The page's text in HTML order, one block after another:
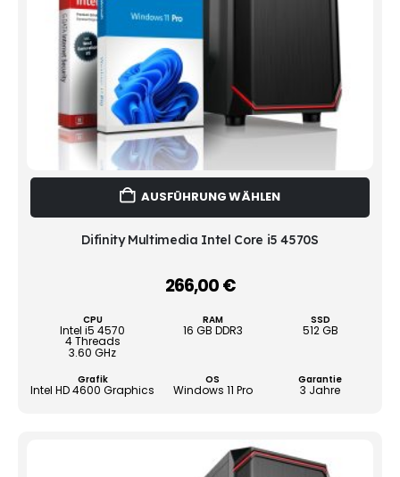
AUSFÜHRUNG WÄHLEN
weist
Difinity Multimedia Intel Core i5 4570S
266,00€–
CPU
Intel i5 4570
4 Threads
3.60 GHz
RAM
16 GB DDR3
SSD
512 GB
Grafik
Intel HD 4600 Graphics
OS
Windows 11 Pro
Garantie
3 Jahre